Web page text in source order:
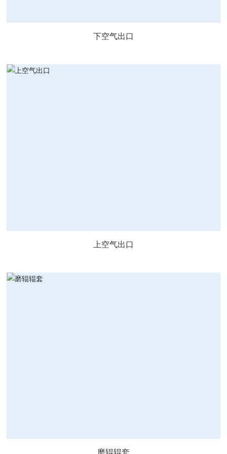
下空气出口
上空气出口